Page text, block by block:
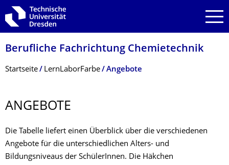
Zur Hauptnavigation springen
Zur Suche springen
Zum Inhalt springen
Berufliche Fachrichtung Chemietechnik
Breadcrumb-Menü
Startseite LernLaborFarbe Angebote
ANGEBOTE
Die Tabelle liefert einen Überblick über die verschiedenen
Angebote für die unterschiedlichen Alters- und
Bildungsniveaus der SchülerInnen. Die Häkchen